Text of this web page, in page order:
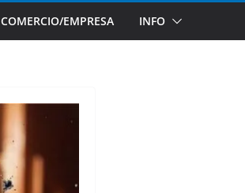
COMERCIO/EMPRESA INFO